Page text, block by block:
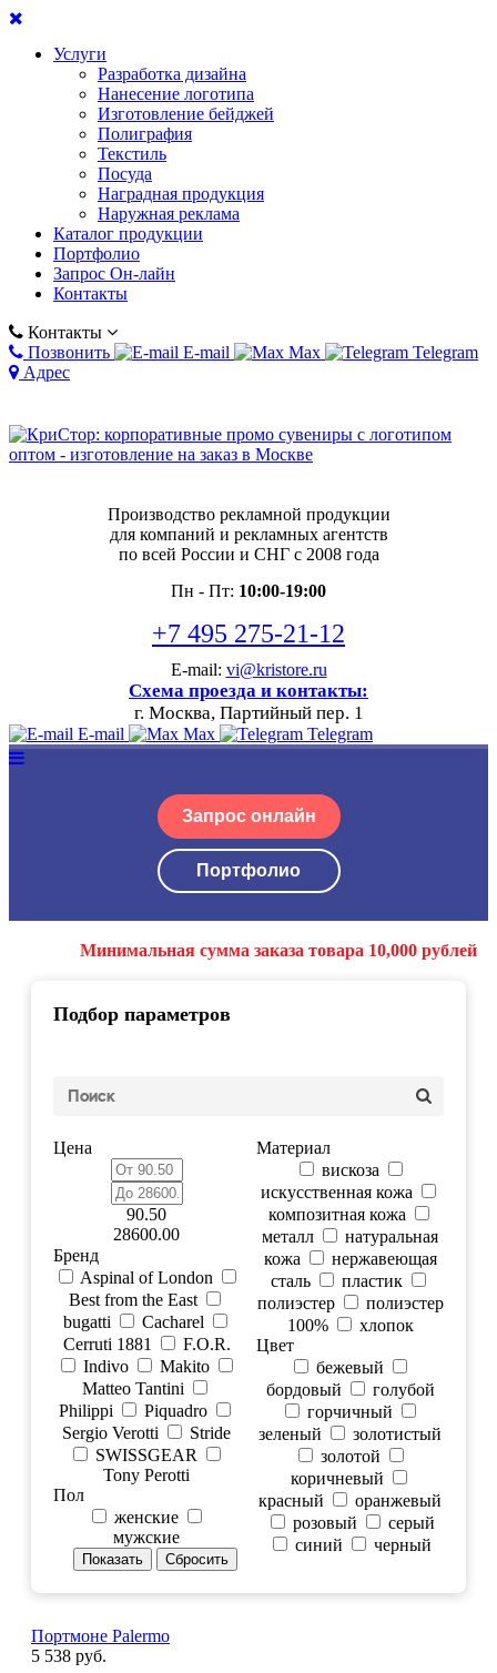
Услуги
Разработка дизайна
Нанесение логотипа
Изготовление бейджей
Полиграфия
Текстиль
Посуда
Наградная продукция
Наружная реклама
Каталог продукции
Портфолио
Запрос Он-лайн
Контакты
Контакты
Позвонить
E-mail Max
Telegram
Адрес
Производство рекламной продукции
для компаний и рекламных агентств
по всей России и СНГ с 2008 года
Пн - Пт: 10:00-19:00
+7 495 275-21-12
E-mail: vi@kristore.ru
Схема проезда и контакты:
г. Москва, Партийный пер. 1
E-mail Max Telegram
Запрос онлайн
Портфолио
Минимальная сумма заказа товара 10,000 рублей
Подбор параметров
Цена
90.50
28600.00
Материал
вискоза
искусственная кожа
композитная кожа
металл
натуральная
кожа
нержавеющая
сталь
пластик
полиэстер
полиэстер
100%
хлопок
Бренд
Aspinal of London
Best from the East
bugatti
Cacharel
Cerruti 1881
F.O.R.
Indivo
Makito
Matteo Tantini
Philippi
Piquadro
Sergio Verotti
Stride
SWISSGEAR
Tony Perotti
Цвет
бежевый
бордовый
голубой
горчичный
зеленый
золотистый
золотой
коричневый
красный
оранжевый
розовый
серый
синий
черный
Пол
женские
мужские
Портмоне Palermo
5 538 руб.